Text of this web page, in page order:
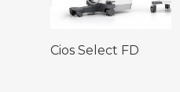
Leer Más
Cios Select FD